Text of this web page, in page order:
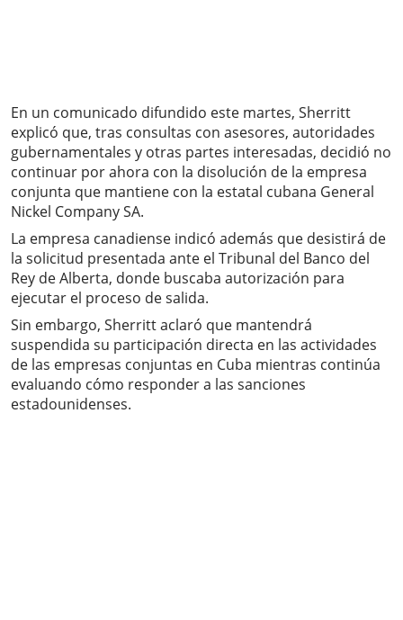
En un comunicado difundido este martes, Sherritt
explicó que, tras consultas con asesores, autoridades
gubernamentales y otras partes interesadas, decidió no
continuar por ahora con la disolución de la empresa
conjunta que mantiene con la estatal cubana General
Nickel Company SA.
La empresa canadiense indicó además que desistirá de
la solicitud presentada ante el Tribunal del Banco del
Rey de Alberta, donde buscaba autorización para
ejecutar el proceso de salida.
Sin embargo, Sherritt aclaró que mantendrá
suspendida su participación directa en las actividades
de las empresas conjuntas en Cuba mientras continúa
evaluando cómo responder a las sanciones
estadounidenses.